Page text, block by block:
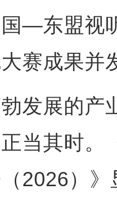
—东盟视
赛成果并
展的产
当其时。
2026）